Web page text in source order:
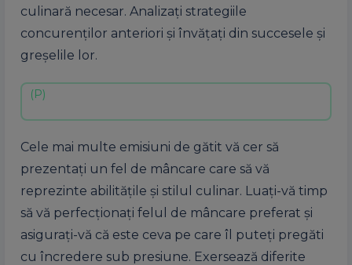
culinară necesar. Analizați strategiile
concurenților anteriori și învățați din succesele și
greșelile lor.
Cele mai multe emisiuni de gătit vă cer să
prezentați un fel de mâncare care să vă
reprezinte abilitățile și stilul culinar. Luați-vă timp
să vă perfecționați felul de mâncare preferat și
asigurați-vă că este ceva pe care îl puteți pregăti
cu încredere sub presiune. Exersează diferite